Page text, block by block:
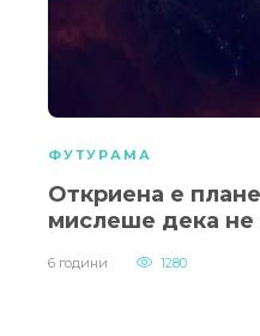
ФУТУРАМА
Откриена е
мислеше дека не
6 години 1280